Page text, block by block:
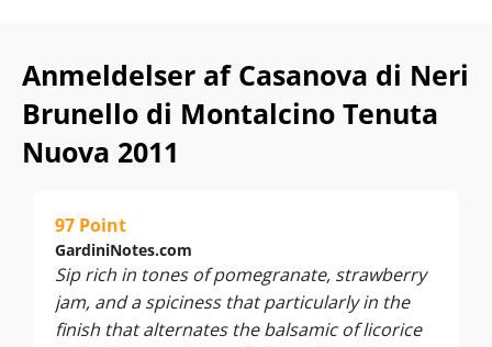
Anmeldelser af Casanova di Neri
Brunello di Montalcino Tenuta
Nuova 2011
97 Point
GardiniNotes.com
Sip rich in tones of pomegranate, strawberry
jam, and a spiciness that particularly in the
finish that alternates the balsamic of licorice